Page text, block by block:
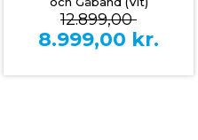
12.899,00
8.999,00 kr.